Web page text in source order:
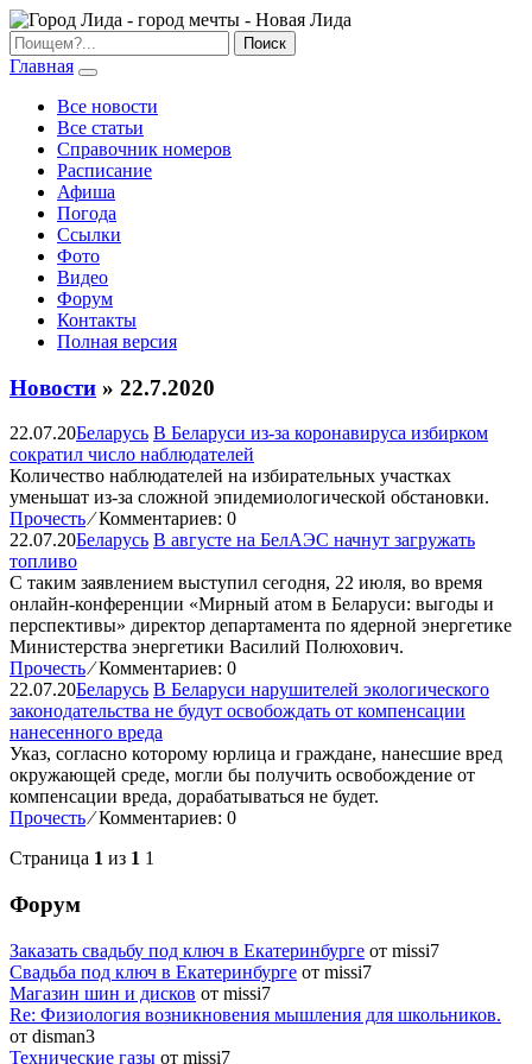
Главная
Все новости
Все статьи
Справочник номеров
Расписание
Афиша
Погода
Ссылки
Фото
Видео
Форум
Контакты
Полная версия
Новости » 22.7.2020
22.07.20Беларусь В Беларуси из-за коронавируса избирком
сократил число наблюдателей
Количество наблюдателей на избирательных участках
уменьшат из-за сложной эпидемиологической обстановки.
Прочесть ⁄Комментариев: 0
22.07.20Беларусь В августе на БелАЭС начнут загружать
топливо
С таким заявлением выступил сегодня, 22 июля, во время
онлайн-конференции «Мирный атом в Беларуси: выгоды и
перспективы» директор департамента по ядерной энергетике
Министерства энергетики Василий Полюхович.
Прочесть ⁄Комментариев: 0
22.07.20Беларусь В Беларуси нарушителей экологического
законодательства не будут освобождать от компенсации
нанесенного вреда
Указ, согласно которому юрлица и граждане, нанесшие вред
окружающей среде, могли бы получить освобождение от
компенсации вреда, дорабатываться не будет.
Прочесть ⁄Комментариев: 0
Страница 1 из 1 1
Форум
Заказать свадьбу под ключ в Екатеринбурге от missi7
Cвадьба под ключ в Екатеринбурге от missi7
Магазин шин и дисков от missi7
Re: Физиология возникновения мышления для школьников.
от disman3
Технические газы от missi7